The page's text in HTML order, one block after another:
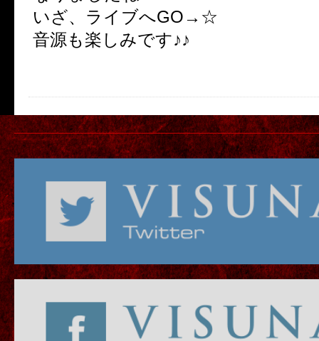
いざ、ライブへGO→☆
音源も楽しみです♪♪